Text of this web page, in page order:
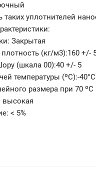
таких уплотнителей
Закрытая
(кг/м3):160 +/-
(шкала 00):40 +/- 5
температуры (ºС):-40°C
размера при 70 ºС
высокая
< 5%